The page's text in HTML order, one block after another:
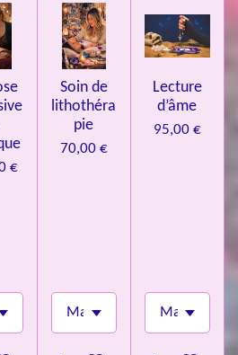
€
Soin de
lithothéra
pie
70,00 €
Lecture
d’âme
95,00 €